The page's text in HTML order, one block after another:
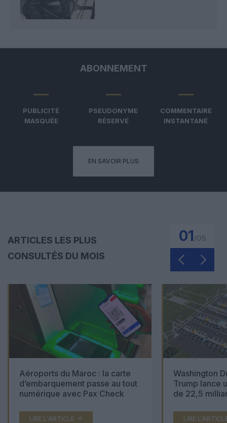
ABONNEMENT
PUBLICITÉ
MASQUÉE
PSEUDONYME
RÉSERVÉ
COMMENTAIRE
INSTANTANÉ
EN SAVOIR PLUS
ARTICLES LES PLUS
CONSULTÉS DU MOIS
01
Aéroports du Maroc : la carte
d’embarquement passe au tout
numérique avec Pax Check
LIRE L'ARTICLE
Washington
Trump lance
de 22,5
LIRE